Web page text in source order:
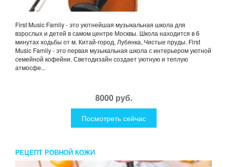
First Music Family - это уютнейшая музыкальная школа для
взрослых и детей в самом центре Москвы. Школа находится в 6
минутах ходьбы от м. Китай-город, Лубянка, Чистые пруды. First
Music Family - это первая музыкальная школа с интерьером уютной
семейной кофейни. Светодизайн создает уютную и теплую
атмосфе...
8000 руб.
Посмотреть сейчас
РЕЦЕПТ РОВНОЙ КОЖИ